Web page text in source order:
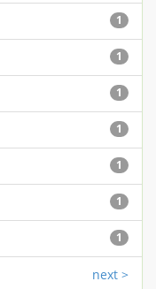
1
1
1
1
1
1
1
next >